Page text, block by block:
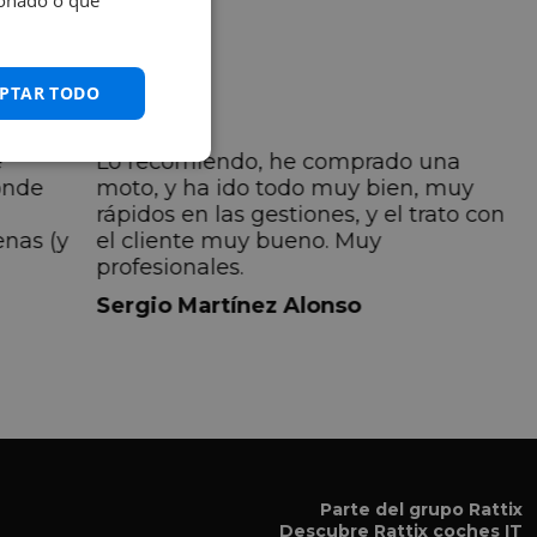
(y
Lo recomiendo, he comprado una
moto, y ha ido todo muy bien, muy
rápidos en las gestiones, y el trato con
el cliente muy bueno. Muy
profesionales.
Sergio Martínez Alonso
Parte del grupo Rattix
Descubre Rattix coches IT
TODO